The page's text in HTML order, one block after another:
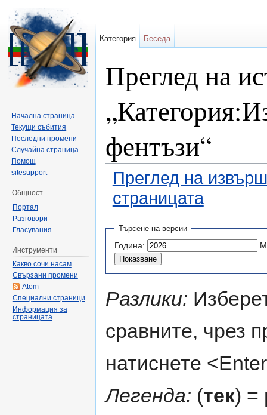
Преглед на
фентъзи“
Преглед на
страницата
Търсене на версии
Година:
Разлики:
сравните, чрез
натиснете
Легенда: (тек) =
Категория Беседа
Начална страница
Текущи събития
Последни промени
Случайна страница
Помощ
sitesupport
Общност
Портал
Разговори
Гласувания
Инструменти
Какво сочи насам
Свързани промени
Atom
Специални страници
Информация за
страницата